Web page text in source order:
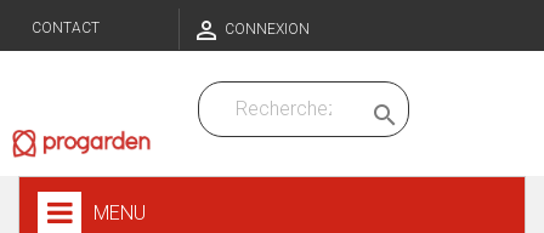
CONTACT  CONNEXION

MENU